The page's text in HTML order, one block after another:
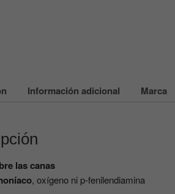
Información adicional Marca
las canas
, oxígeno ni p-fenilendiamina